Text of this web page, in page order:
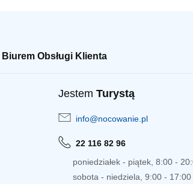
Biurem Obsługi Klienta
Jestem Turystą
info@nocowanie.pl
22 116 82 96
poniedziałek - piątek, 8:00 -
sobota - niedziela, 9:00 - 17:00